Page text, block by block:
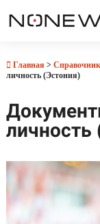
Главная > Справочник
личность (Эстония)
личность